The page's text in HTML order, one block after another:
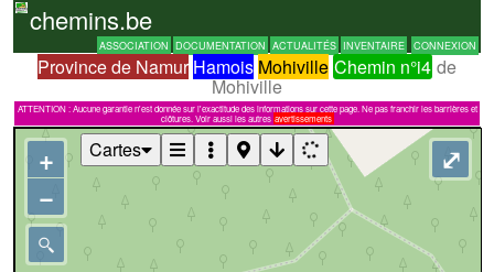
chemins.be
ASSOCIATION DOCUMENTATION ACTUALITÉS INVENTAIRE CONNEXION
Province de Namur Hamois Mohiville Chemin n°i4 de
Mohiville
ATTENTION : Aucune garantie n'est donnée sur l'exactitude des informations sur cette page. Ne pas franchir les barrières et
clôtures. Voir aussi les autres avertissements
+
−
⤢
Cartes